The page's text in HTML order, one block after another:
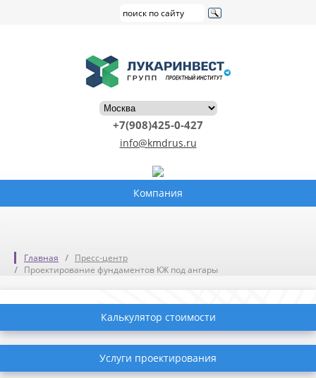
+7(908)425-0-427
info@kmdrus.ru
Компания
Главная
Пресс-центр
Проектирование фундаментов КЖ под ангары
Калькулятор стоимости
Услуги проектирования